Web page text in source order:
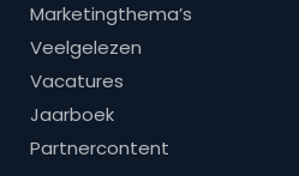
Marketingthema’s
Veelgelezen
Vacatures
Jaarboek
Partnercontent